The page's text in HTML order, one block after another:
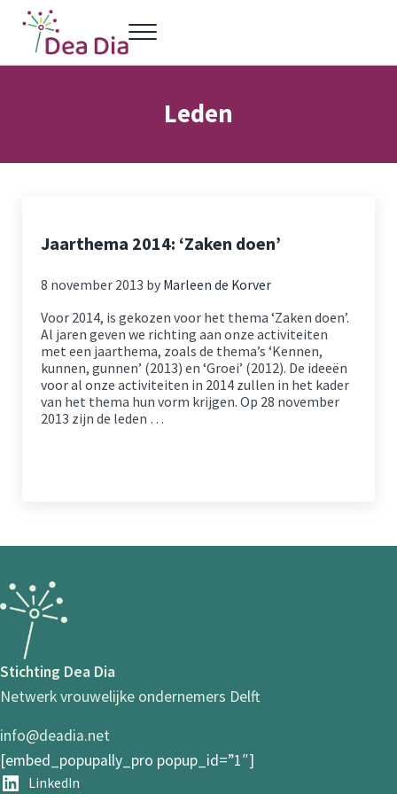
Door naar de hoofd inhoud
Skip to header left navigation
Skip to header right navigation
Skip to site footer
Dea Dia Delft
Netwerk vrouwelijke ondernemers Delft
Menu
Leden
Jaarthema 2014: ‘Zaken doen’
8 november 2013 by Marleen de Korver
Voor 2014, is gekozen voor het thema ‘Zaken doen’.
Al jaren geven we richting aan onze activiteiten
met een jaarthema, zoals de thema’s ‘Kennen,
kunnen, gunnen’ (2013) en ‘Groei’ (2012). De ideeën
voor al onze activiteiten in 2014 zullen in het kader
van het thema hun vorm krijgen. Op 28 november
2013 zijn de leden …
Stichting Dea Dia
Netwerk vrouwelijke ondernemers Delft
info@deadia.net
[embed_popupally_pro popup_id=”1″]
LinkedIn